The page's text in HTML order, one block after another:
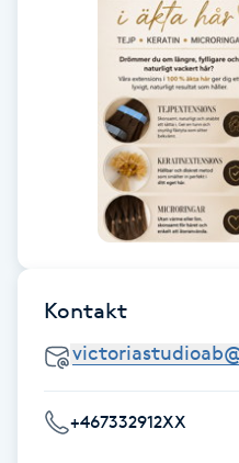
Color correction
Damklippning
Dermapen
Enzympeeling
Kontakt
+467332912XX